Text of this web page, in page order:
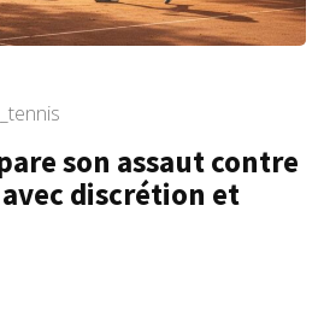
son assaut contre
discrétion et